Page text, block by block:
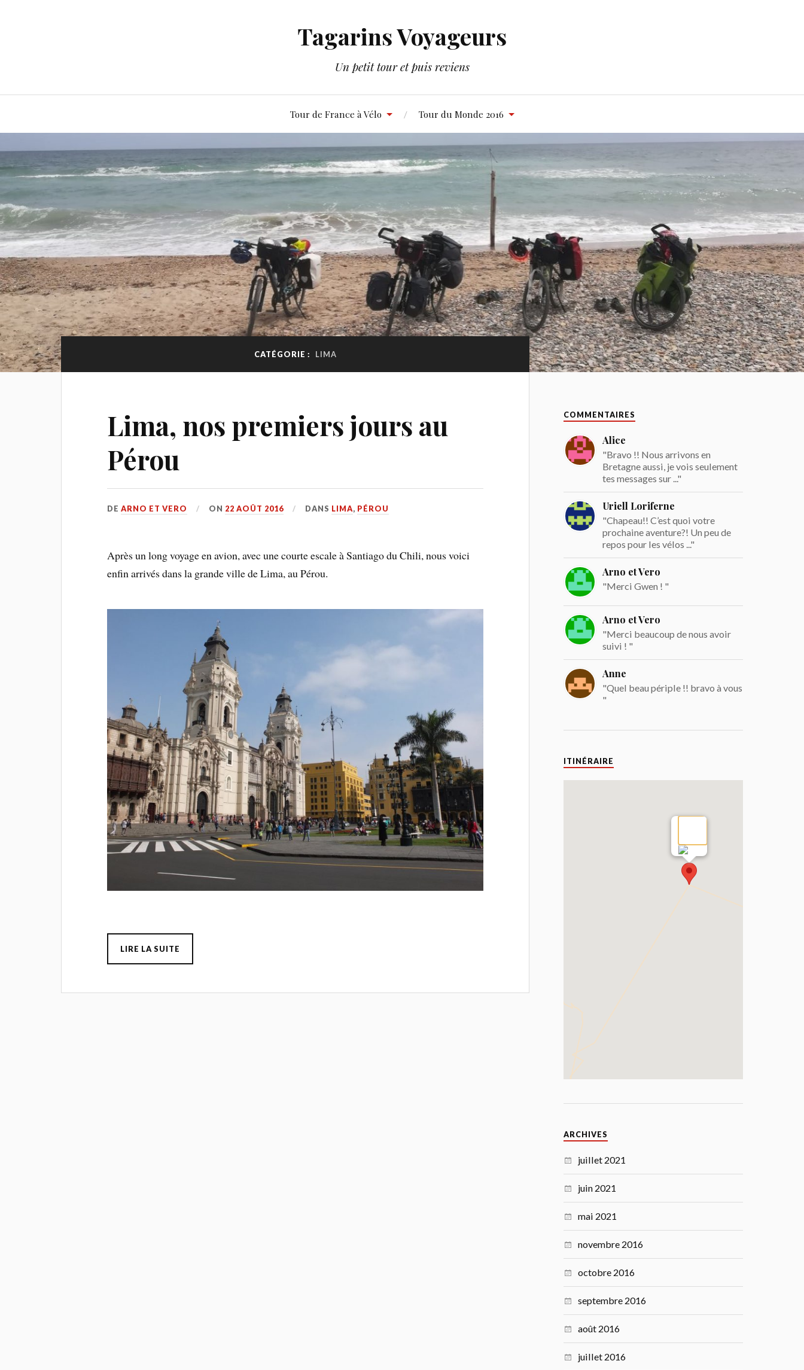
Tagarins Voyageurs
Un petit tour et puis reviens
Tour de France à Vélo Tour du Monde 2016
CATÉGORIE : LIMA
Lima, nos premiers jours au
Pérou
DEARNO ET VERO ON 22 AOÛT 2016 DANS LIMA, PÉROU
Après un long voyage en avion, avec une courte escale à Santiago du Chili, nous voici
enfin arrivés dans la grande ville de Lima, au Pérou.
LIRE LA SUITE
COMMENTAIRES
Alice
"Bravo !! Nous arrivons en
Bretagne aussi, je vois seulement
tes messages sur ..."
Uriell Loriferne
"Chapeau!! C’est quoi votre
prochaine aventure?! Un peu de
repos pour les vélos ..."
Arno et Vero
"Merci Gwen ! "
Arno et Vero
"Merci beaucoup de nous avoir
suivi ! "
Anne
"Quel beau périple !! bravo à vous
"
ITINÉRAIRE
ARCHIVES
juillet 2021
juin 2021
mai 2021
novembre 2016
octobre 2016
septembre 2016
août 2016
juillet 2016